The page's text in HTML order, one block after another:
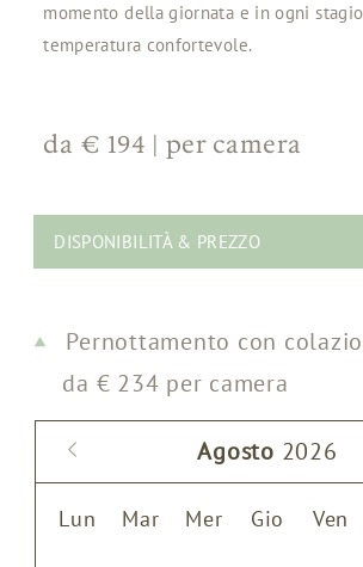
momento della giornata e in ogni
temperatura confortevole.
da € 194 | per camera
DISPONIBILITÀ & PREZZO
Pernottamento con
da € 234 per camera
Agosto 2026
Lun Mar Mer Gio Ven